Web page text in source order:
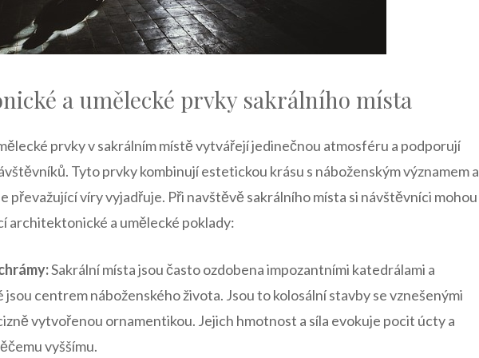
a ⁤umělecké prvky sakrálního⁣ místa
prvky v sakrálním místě vytvářejí jedinečnou atmosféru a podporují
Tyto prvky kombinují⁢ estetickou krásu s náboženským ⁤významem a
převažující víry vyjadřuje. Při navštěvě sakrálního místa si návštěvníci mohou
architektonické a ‌umělecké poklady:
Sakrální místa jsou ⁣často ozdobena impozantními katedrálami a
​jsou centrem náboženského⁢ života. Jsou to ‌kolosální stavby se vznešenými
‌vytvořenou ornamentikou. Jejich hmotnost a síla evokuje pocit úcty⁢ a
vyššímu.